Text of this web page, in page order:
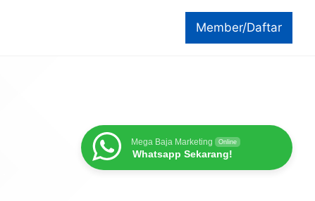
Member/Daftar
Mega Baja Marketing Online
Whatsapp Sekarang!